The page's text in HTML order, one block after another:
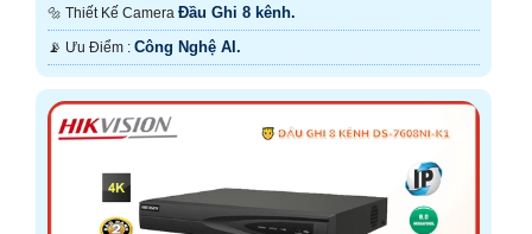
🔩 Thiết Kế Camera Đầu Ghi 8 kênh.
️📡 Ưu Điểm : Công Nghệ AI.